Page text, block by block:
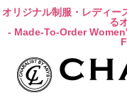
オリジナル制服・レディー
る
- Made-To-Order